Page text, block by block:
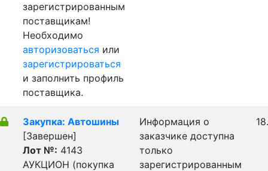
зарегистрированным
поставщикам!
Необходимо
авторизоваться или
зарегистрироваться
и заполнить профиль
поставщика.
Закупка: Автошины
[Завершен]
Лот №: 4143
АУКЦИОН (покупка
Информация о
заказчике доступна
только
зарегистрированным